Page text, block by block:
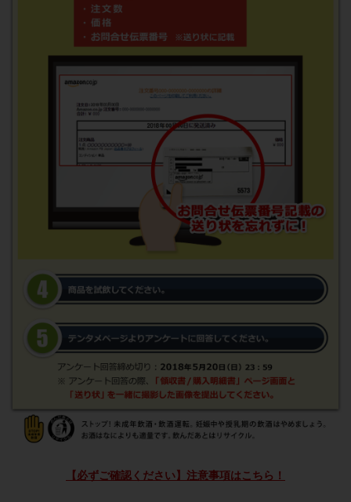
【必ずご確認ください】注意事項はこちら！